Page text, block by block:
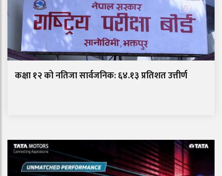
कक्षा १२ को नतिजा सार्वजनिक: ६४.१३ प्रतिशत उत्तीर्ण